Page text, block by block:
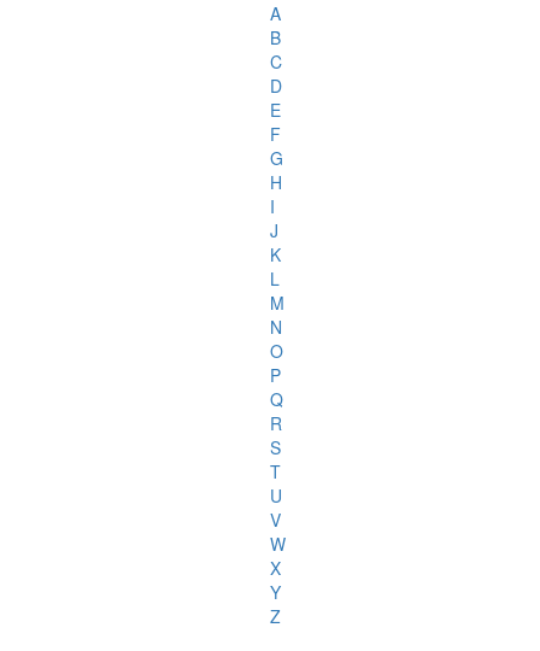
A
B
C
D
E
F
G
H
I
J
K
L
M
N
O
P
Q
R
S
T
U
V
W
X
Y
Z